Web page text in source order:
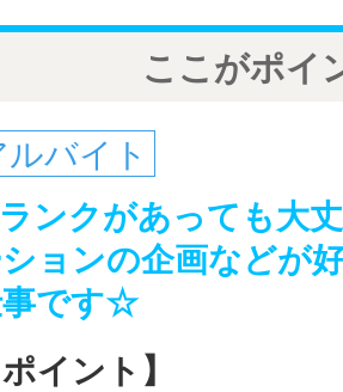
ここがポイ
バイト
ンクがあっても大
ョンの企画などが
事です☆
イント】